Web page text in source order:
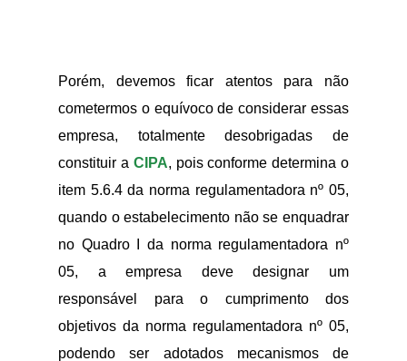
Porém, devemos ficar atentos para não
cometermos o equívoco de considerar essas
empresa, totalmente desobrigadas de
constituir a CIPA, pois conforme determina o
item 5.6.4 da norma regulamentadora nº 05,
quando o estabelecimento não se enquadrar
no Quadro I da norma regulamentadora nº
05, a empresa deve designar um
responsável para o cumprimento dos
objetivos da norma regulamentadora nº 05,
podendo ser adotados mecanismos de